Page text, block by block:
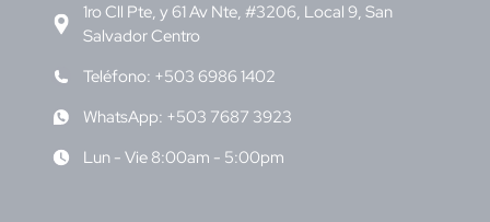
1ro Cll Pte, y 61 Av Nte, #3206, Local 9, San
Salvador Centro
Teléfono: +503 6986 1402
WhatsApp: +503 7687 3923
Lun - Vie 8:00am - 5:00pm